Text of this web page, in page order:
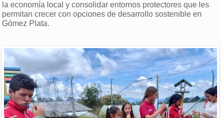
la economía local y consolidar entornos protectores que les
permitan crecer con opciones de desarrollo sostenible en
Gómez Plata.